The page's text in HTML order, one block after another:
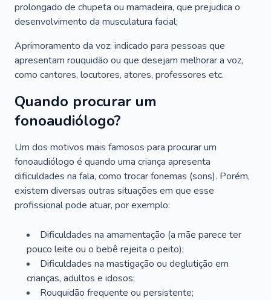
prolongado de chupeta ou mamadeira, que prejudica o
desenvolvimento da musculatura facial;
Aprimoramento da voz: indicado para pessoas que
apresentam rouquidão ou que desejam melhorar a voz,
como cantores, locutores, atores, professores etc.
Quando procurar um
fonoaudiólogo?
Um dos motivos mais famosos para procurar um
fonoaudiólogo é quando uma criança apresenta
dificuldades na fala, como trocar fonemas (sons). Porém,
existem diversas outras situações em que esse
profissional pode atuar, por exemplo:
Dificuldades na amamentação (a mãe parece ter
pouco leite ou o bebê rejeita o peito);
Dificuldades na mastigação ou deglutição em
crianças, adultos e idosos;
Rouquidão frequente ou persistente;